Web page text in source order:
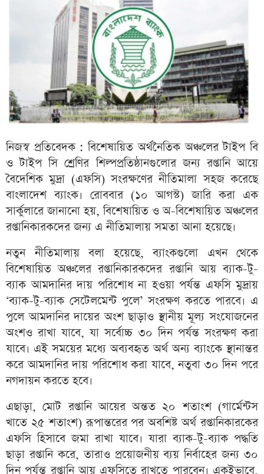
নিজস্ব প্রতিবেদক : বিশেষায়িত অর্থনৈতিক অঞ্চলের টাইপ বি
ও টাইপ সি শ্রেণির শিল্পপ্রতিষ্ঠানগুলোর জন্য রপ্তানি আয়ে
বৈদেশিক মুদ্রা (এফসি) সংরক্ষণের নীতিমালা সহজ করেছে
বাংলাদেশ ব্যাংক। রোববার (১০ আগস্ট) জারি করা এক
সার্কুলারে জানানো হয়, বিশেষায়িত ও অ-বিশেষায়িত অঞ্চলের
রপ্তানিকারকদের জন্য এ নীতিমালায় সমতা আনা হয়েছে।
নতুন নীতিমালায় বলা হয়েছে, ব্যাংকগুলো এখন থেকে
বিশেষায়িত অঞ্চলের রপ্তানিকারকদের রপ্তানি আয় ব্যাক-টু-
ব্যাক আমদানির দায় পরিশোধ না হওয়া পর্যন্ত এফসি মুদ্রায়
‘ব্যাক-টু-ব্যাক সেটেলমেন্ট পুলে’ সংরক্ষণ করতে পারবে। এ
পুলে আমদানির দায়ের অংশ ছাড়াও স্থানীয় মূল্য সংযোজনের
অংশও রাখা যাবে, যা সর্বোচ্চ ৩০ দিন পর্যন্ত সংরক্ষণ করা
যাবে। এই সময়ের মধ্যে অব্যবহৃত অর্থ অন্য ব্যাংকে স্থানান্তর
করে আমদানির দায় পরিশোধ করা যাবে, নতুবা ৩০ দিন পরে
নগদায়ন করতে হবে।
এছাড়া, মোট রপ্তানি আয়ের অন্তত ২০ শতাংশ (গার্মেন্টস
খাতে ২৫ শতাংশ) রূপান্তরের পর অবশিষ্ট অর্থ রপ্তানিকারকের
এফসি হিসাবে জমা রাখা যাবে। যারা ব্যাক-টু-ব্যাক পদ্ধতি
ছাড়া রপ্তানি করে, তারাও প্রয়োজনীয় ব্যয় নির্বাহের জন্য ৩০
দিন পর্যন্ত রপ্তানি আয় এফসিতে রাখতে পারবেন। একইভাবে,